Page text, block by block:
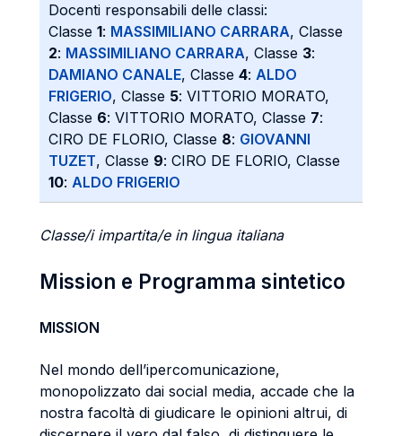
Docenti responsabili delle classi:
Classe 1: MASSIMILIANO CARRARA, Classe
2: MASSIMILIANO CARRARA, Classe 3:
DAMIANO CANALE, Classe 4: ALDO
FRIGERIO, Classe 5: VITTORIO MORATO,
Classe 6: VITTORIO MORATO, Classe 7:
CIRO DE FLORIO, Classe 8: GIOVANNI
TUZET, Classe 9: CIRO DE FLORIO, Classe
10: ALDO FRIGERIO
Classe/i impartita/e in lingua italiana
Mission e Programma sintetico
MISSION
Nel mondo dell’ipercomunicazione,
monopolizzato dai social media, accade che la
nostra facoltà di giudicare le opinioni altrui, di